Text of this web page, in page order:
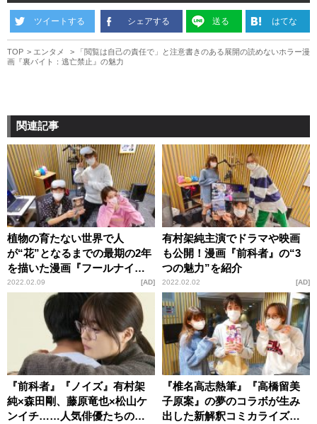
ツイートする シェアする 送る はてな
TOP エンタメ
「閲覧は自己の責任で」と注意書きのある展開の読めないホラー漫
画『裏バイト：逃亡禁止』の魅力
関連記事
植物の育たない世界で人
が“花”となるまでの最期の2年
を描いた漫画『フールナイ
ト』の魅力
2022.02.09 AD
有村架純主演でドラマや映画
も公開！漫画『前科者』の“3
つの魅力”を紹介
2022.02.02 AD
『前科者』『ノイズ』有村架
純×森田剛、藤原竜也×松山ケ
ンイチ……人気俳優たちの熱
『椎名高志熱筆』『高橋留美
子原案』の夢のコラボが生み
出した新解釈コミカライズ作